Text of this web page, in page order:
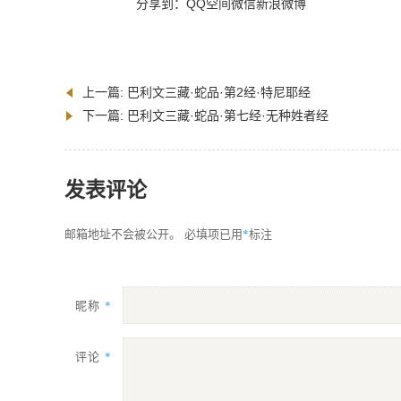
分享到： QQ空间 微信新浪微博
上一篇: 巴利文三藏·蛇品·第2经·特尼耶经
下一篇: 巴利文三藏·蛇品·第七经·无种姓者经
发表评论
邮箱地址不会被公开。 必填项已用*标注
昵称 *
评论 *